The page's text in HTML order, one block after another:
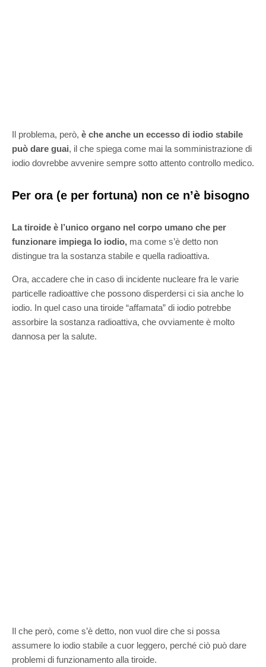
Il problema, però, è che anche un eccesso di iodio stabile
può dare guai, il che spiega come mai la somministrazione di
iodio dovrebbe avvenire sempre sotto attento controllo medico.
Per ora (e per fortuna) non ce n’è bisogno
La tiroide è l’unico organo nel corpo umano che per
funzionare impiega lo iodio, ma come s’è detto non
distingue tra la sostanza stabile e quella radioattiva.
Ora, accadere che in caso di incidente nucleare fra le varie
particelle radioattive che possono disperdersi ci sia anche lo
iodio. In quel caso una tiroide “affamata” di iodio potrebbe
assorbire la sostanza radioattiva, che ovviamente è molto
dannosa per la salute.
Il che però, come s’è detto, non vuol dire che si possa
assumere lo iodio stabile a cuor leggero, perché ciò può dare
problemi di funzionamento alla tiroide.